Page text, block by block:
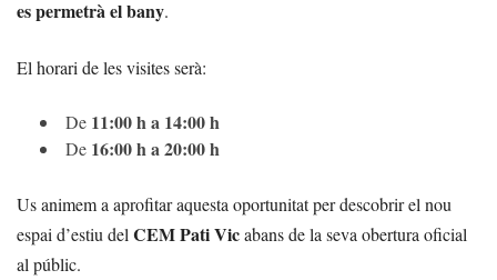
es permetrà el bany.
El horari de les visites serà:
De 11:00 h a 14:00 h
De 16:00 h a 20:00 h
Us animem a aprofitar aquesta oportunitat per descobrir el nou
espai d’estiu del CEM Pati Vicabans de la seva obertura oficial
al públic.